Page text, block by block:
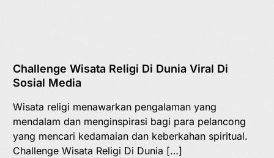
Challenge Wisata Religi Di Dunia Viral Di
Sosial Media
Wisata religi menawarkan pengalaman yang
mendalam dan menginspirasi bagi para pelancong
yang mencari kedamaian dan keberkahan spiritual.
Challenge Wisata Religi Di Dunia […]